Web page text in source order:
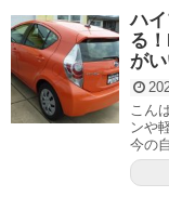
ハ
る
が
こん
ンや
今の